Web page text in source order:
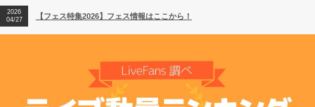
2026
04/27
【フェス特集2026】フェス情報はここから！
2026